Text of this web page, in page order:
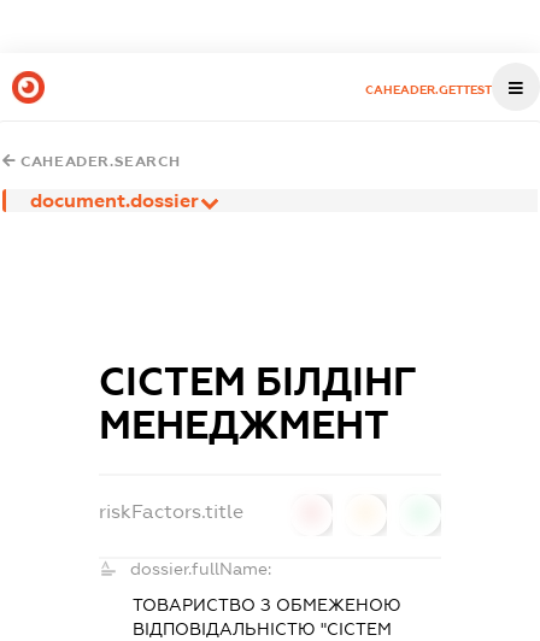
CAHEADER.GETTEST
CAHEADER.SEARCH
document.dossier
СІСТЕМ БІЛДІНГ
МЕНЕДЖМЕНТ
riskFactors.title
dossier.fullName:
ТОВАРИСТВО З ОБМЕЖЕНОЮ
ВІДПОВІДАЛЬНІСТЮ "СІСТЕМ